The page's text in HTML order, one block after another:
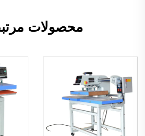
محصولات